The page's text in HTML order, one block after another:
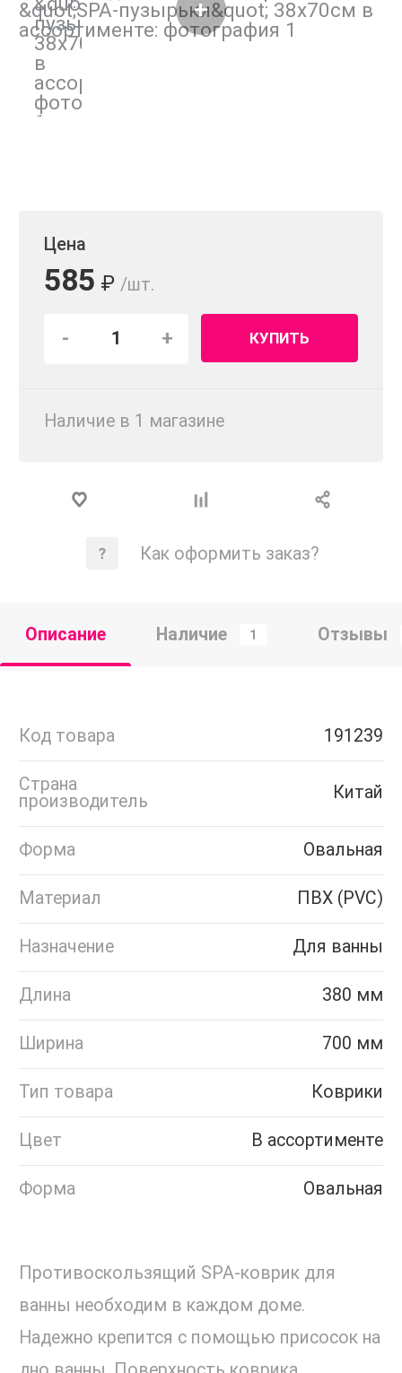
Цена
585 ₽ /шт.
- + КУПИТЬ
Наличие в 1 магазинe
Как оформить заказ?
Описание Наличие 1 Отзывы
Код товара 191239
Страна
производитель
Китай
Форма Овальная
Материал ПВХ (PVC)
Назначение Для ванны
Длина 380 мм
Ширина 700 мм
Тип товара Коврики
Цвет В ассортименте
Форма Овальная
Противоскользящий SPA-коврик для
ванны необходим в каждом доме.
Надежно крепится с помощью присосок на